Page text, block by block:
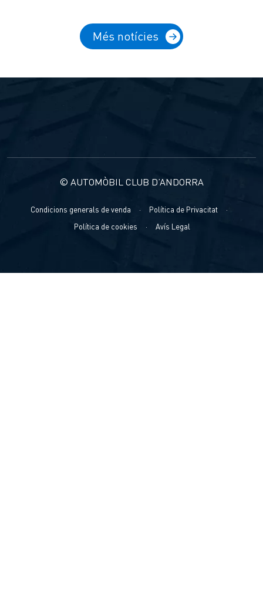
Més notícies
© AUTOMÒBIL CLUB D’ANDORRA
Condicions generals de venda · Política de Privacitat
·
Política de cookies
· Avís Legal